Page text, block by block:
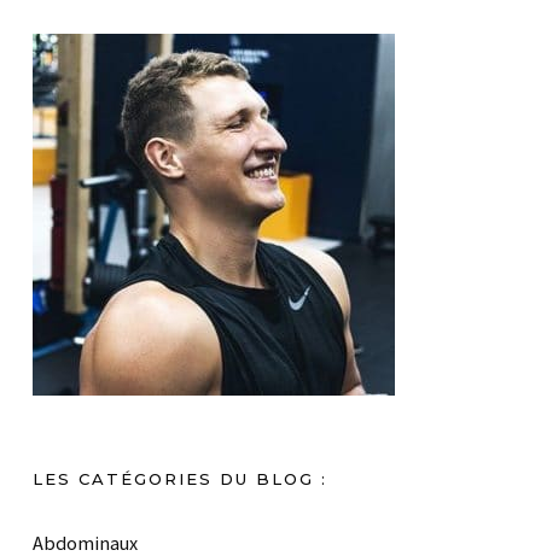
LES CATÉGORIES DU BLOG :
Abdominaux